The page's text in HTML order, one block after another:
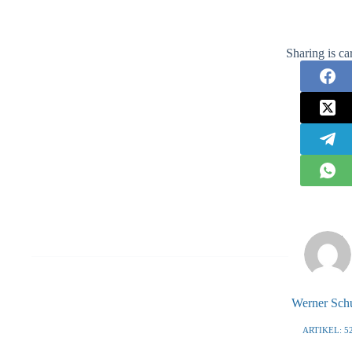
Sharing is
Werner
ARTIKEL: 52